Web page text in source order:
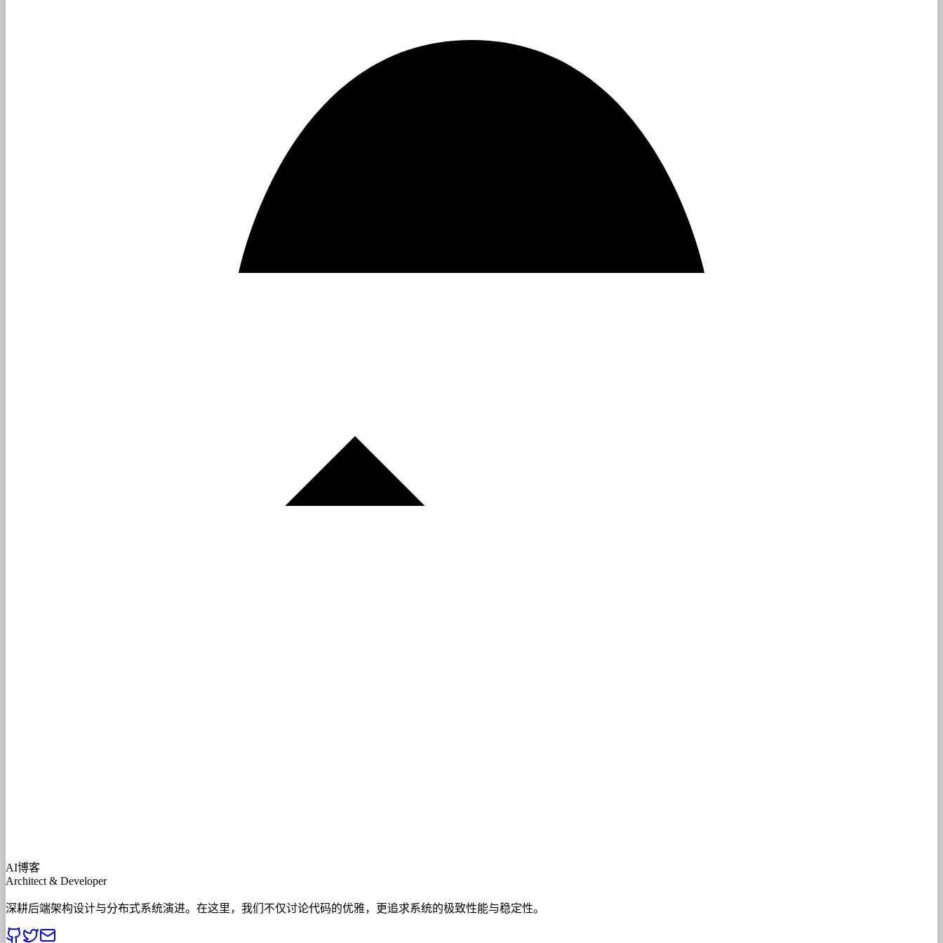
AI博客
Architect & Developer
深耕后端架构设计与分布式系统演进。在这里，我们不仅讨论代码的优雅，更追求系统的极致性能与稳定性。